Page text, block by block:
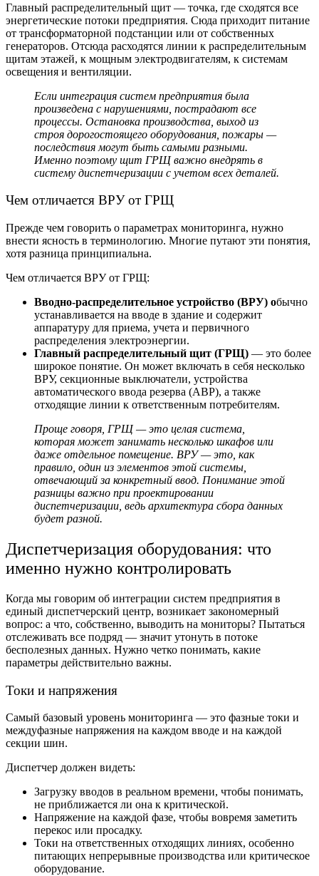
Главный распределительный щит — точка, где сходятся все
энергетические потоки предприятия. Сюда приходит питание
от трансформаторной подстанции или от собственных
генераторов. Отсюда расходятся линии к распределительным
щитам этажей, к мощным электродвигателям, к системам
освещения и вентиляции.
Если интеграция систем предприятия была
произведена с нарушениями, пострадают все
процессы. Остановка производства, выход из
строя дорогостоящего оборудования, пожары —
последствия могут быть самыми разными.
Именно поэтому щит ГРЩважно внедрять в
систему диспетчеризации с учетом всех деталей.
Чем отличается ВРУ от ГРЩ
Прежде чем говорить о параметрах мониторинга, нужно
внести ясность в терминологию. Многие путают эти понятия,
хотя разница принципиальна.
Чем отличается ВРУ от ГРЩ:
Вводно-распределительное устройство (ВРУ) обычно
устанавливается на вводе в здание и содержит
аппаратуру для приема, учета и первичного
распределения электроэнергии.
Главный распределительный щит (ГРЩ) — это более
широкое понятие. Он может включать в себя несколько
ВРУ, секционные выключатели, устройства
автоматического ввода резерва (АВР), а также
отходящие линии к ответственным потребителям.
Проще говоря, ГРЩ — это целая система,
которая может занимать несколько шкафов или
даже отдельное помещение. ВРУ — это, как
правило, один из элементов этой системы,
отвечающий за конкретный ввод. Понимание этой
разницы важно при проектировании
диспетчеризации, ведь архитектура сбора данных
будет разной.
Диспетчеризация оборудования: что
именно нужно контролировать
Когда мы говорим об интеграции систем предприятия в
единый диспетчерский центр, возникает закономерный
вопрос: а что, собственно, выводить на мониторы? Пытаться
отслеживать все подряд — значит утонуть в потоке
бесполезных данных. Нужно четко понимать, какие
параметры действительно важны.
Токи и напряжения
Самый базовый уровень мониторинга — это фазные токи и
междуфазные напряжения на каждом вводе и на каждой
секции шин.
Диспетчер должен видеть:
Загрузку вводов в реальном времени, чтобы понимать,
не приближается ли она к критической.
Напряжение на каждой фазе, чтобы вовремя заметить
перекос или просадку.
Токи на ответственных отходящих линиях, особенно
питающих непрерывные производства или критическое
оборудование.